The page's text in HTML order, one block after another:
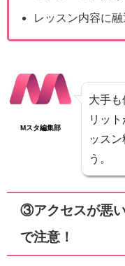
レッスン内容に融
Mスタ編集部
大手も
リッ
ッス
う。
③アクセスが悪
で注意！